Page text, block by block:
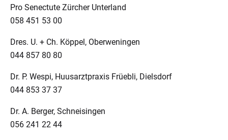
Pro Senectute Zürcher Unterland
058 451 53 00
Dres. U. + Ch. Köppel, Oberweningen
044 857 80 80
Dr. P. Wespi, Huusarztpraxis Früebli, Dielsdorf
044 853 37 37
Dr. A. Berger, Schneisingen
056 241 22 44